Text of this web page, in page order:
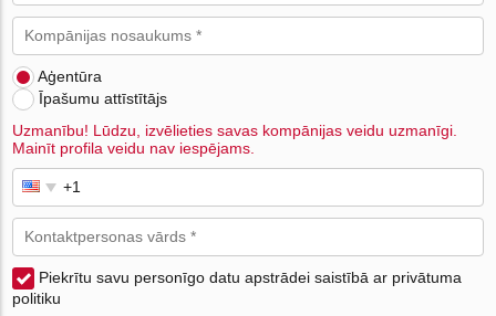
Aģentūra
Īpašumu attīstītājs
Uzmanību! Lūdzu, izvēlieties savas kompānijas veidu uzmanīgi.
Mainīt profila veidu nav iespējams.
Piekrītu savu personīgo datu apstrādei saistībā ar privātuma
politiku